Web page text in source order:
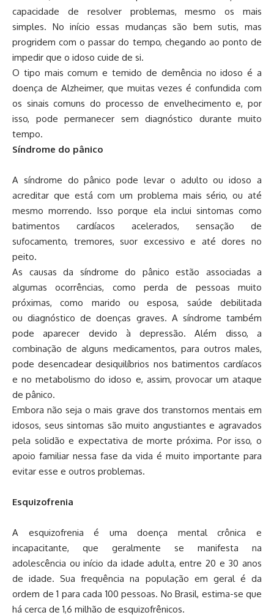
capacidade de resolver problemas, mesmo os mais
simples. No início essas mudanças são bem sutis, mas
progridem com o passar do tempo, chegando ao ponto de
impedir que o idoso cuide de si.
O tipo mais comum e temido de demência no idoso é a
doença de Alzheimer, que muitas vezes é confundida com
os sinais comuns do processo de envelhecimento e, por
isso, pode permanecer sem diagnóstico durante muito
tempo.
Síndrome do pânico
A síndrome do pânico pode levar o adulto ou idoso a
acreditar que está com um problema mais sério, ou até
mesmo morrendo. Isso porque ela inclui sintomas como
batimentos cardíacos acelerados, sensação de
sufocamento, tremores, suor excessivo e até dores no
peito.
As causas da síndrome do pânico estão associadas a
algumas ocorrências, como perda de pessoas muito
próximas, como marido ou esposa, saúde debilitada
ou diagnóstico de doenças graves. A síndrome também
pode aparecer devido à depressão. Além disso, a
combinação de alguns medicamentos, para outros males,
pode desencadear desiquilíbrios nos batimentos cardíacos
e no metabolismo do idoso e, assim, provocar um ataque
de pânico.
Embora não seja o mais grave dos transtornos mentais em
idosos, seus sintomas são muito angustiantes e agravados
pela solidão e expectativa de morte próxima. Por isso, o
apoio familiar nessa fase da vida é muito importante para
evitar esse e outros problemas.
Esquizofrenia
A esquizofrenia é uma doença mental crônica e
incapacitante, que geralmente se manifesta na
adolescência ou início da idade adulta, entre 20 e 30 anos
de idade. Sua frequência na população em geral é da
ordem de 1 para cada 100 pessoas. No Brasil, estima-se que
há cerca de 1,6 milhão de esquizofrênicos.